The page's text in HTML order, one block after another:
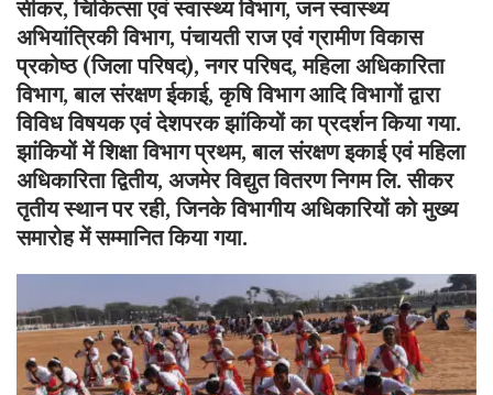
सीकर, चिकित्सा एवं स्वास्थ्य विभाग, जन स्वास्थ्य
अभियांत्रिकी विभाग, पंचायती राज एवं ग्रामीण विकास
प्रकोष्ठ (जिला परिषद), नगर परिषद, महिला अधिकारिता
विभाग, बाल संरक्षण ईकाई, कृषि विभाग आदि विभागों द्वारा
विविध विषयक एवं देशपरक झांकियों का प्रदर्शन किया गया.
झांकियों में शिक्षा विभाग प्रथम, बाल संरक्षण इकाई एवं महिला
अधिकारिता द्वितीय, अजमेर विद्युत वितरण निगम लि. सीकर
तृतीय स्थान पर रही, जिनके विभागीय अधिकारियों को मुख्य
समारोह में सम्मानित किया गया.